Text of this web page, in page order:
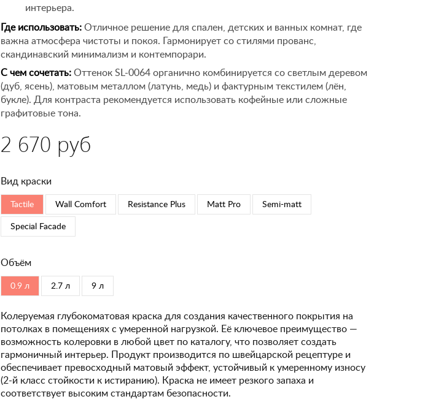
интерьера.
Где использовать: Отличное решение для спален, детских и ванных комнат, где
важна атмосфера чистоты и покоя. Гармонирует со стилями прованс,
скандинавский минимализм и контемпорари.
С чем сочетать: Оттенок SL-0064 органично комбинируется со светлым деревом
(дуб, ясень), матовым металлом (латунь, медь) и фактурным текстилем (лён,
букле). Для контраста рекомендуется использовать кофейные или сложные
графитовые тона.
2 670 руб
Вид краски
Tactile Wall Comfort Resistance Plus Matt Pro Semi-matt
Special Faсade
Объём
0.9 л 2.7 л 9 л
Колеруемая глубокоматовая краска для создания качественного покрытия на
потолках в помещениях с умеренной нагрузкой. Её ключевое преимущество —
возможность колеровки в любой цвет по каталогу, что позволяет создать
гармоничный интерьер. Продукт производится по швейцарской рецептуре и
обеспечивает превосходный матовый эффект, устойчивый к умеренному износу
(2-й класс стойкости к истиранию). Краска не имеет резкого запаха и
соответствует высоким стандартам безопасности.